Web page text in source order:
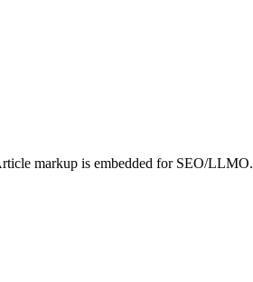
markup is embedded for SEO/LLMO.